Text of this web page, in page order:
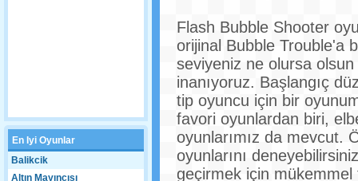
En Iyi Oyunlar
Balikcik
Altın Mayıncısı
Flash Bubble Shooter
orijinal Bubble Trouble'a
seviyeniz ne olursa
inanıyoruz. Başlangıç
tip oyuncu için bir
favori oyunlardan biri,
oyunlarımız da mevcut.
oyunlarını
geçirmek için mükemmel